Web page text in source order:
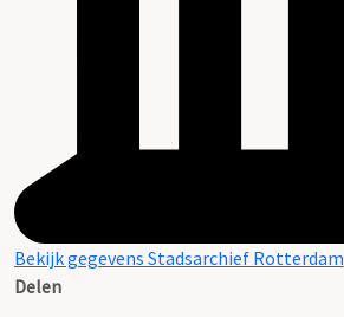
Bekijk gegevens Stadsarchief Rotterdam
Delen